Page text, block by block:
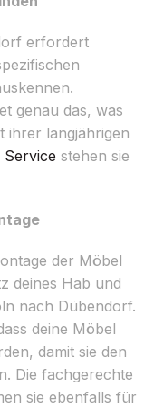
erfordert
genau das, was
ihrer langjährigen
Service stehen sie
der Möbel
deines Hab und
nach Dübendorf.
deine Möbel
damit sie den
Die fachgerechte
sie ebenfalls für